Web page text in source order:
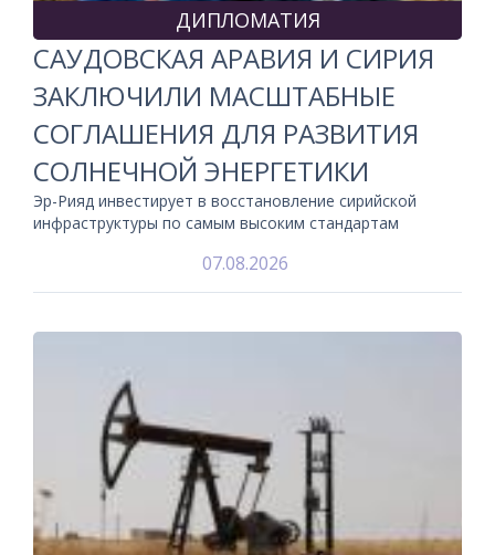
ДИПЛОМАТИЯ
САУДОВСКАЯ АРАВИЯ И СИРИЯ
ЗАКЛЮЧИЛИ МАСШТАБНЫЕ
СОГЛАШЕНИЯ ДЛЯ РАЗВИТИЯ
СОЛНЕЧНОЙ ЭНЕРГЕТИКИ
Эр-Рияд инвестирует в восстановление сирийской
инфраструктуры по самым высоким стандартам
07.08.2026